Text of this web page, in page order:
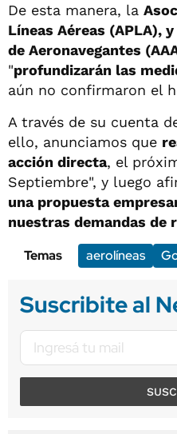
De esta manera, la
Líneas Aéreas (APLA),
de Aeronavegantes
"profundizarán las
aún no confirmaron el
A través de su cuenta
ello, anunciamos que
acción directa, el
Septiembre", y luego
una propuesta
nuestras demandas de
Temas
aerolíneas
Suscribite al